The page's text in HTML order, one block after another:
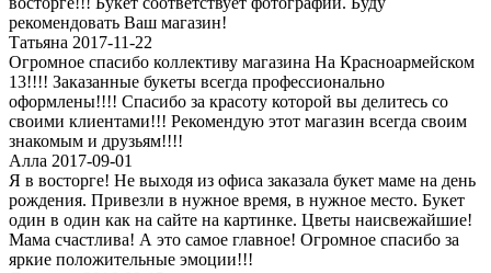
рекомендовать Ваш магазин!
Татьяна 2017-11-22
Огромное спасибо коллективу магазина На Красноармейском
13!!!! Заказанные букеты всегда профессионально
оформлены!!!! Спасибо за красоту которой вы делитесь со
своими клиентами!!! Рекомендую этот магазин всегда своим
знакомым и друзьям!!!!
Алла 2017-09-01
Я в восторге! Не выходя из офиса заказала букет маме на день
рождения. Привезли в нужное время, в нужное место. Букет
один в один как на сайте на картинке. Цветы наисвежайшие!
Мама счастлива! А это самое главное! Огромное спасибо за
яркие положительные эмоции!!!